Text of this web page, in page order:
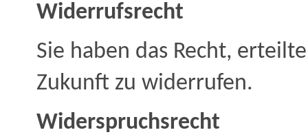
Widerrufsrecht
Sie haben das Recht,
Zukunft zu widerrufen.
Widerspruchsrecht